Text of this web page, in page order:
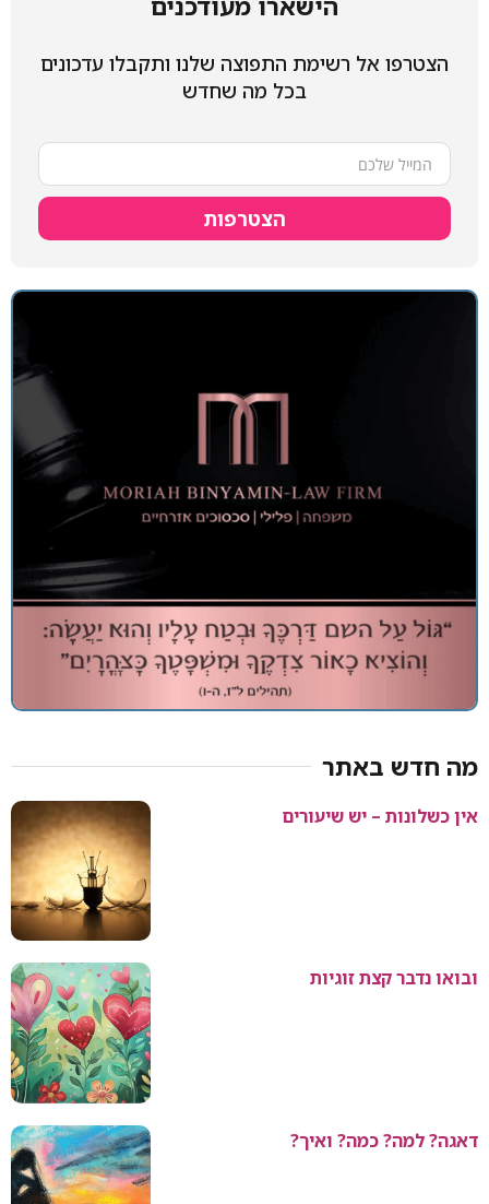
הצטרפו אל רשימת התפוצה שלנו ותקבלו עדכונים
בכל מה שחדש
הצטרפות
מה חדש באתר
אין כשלונות – יש שיעורים
ובואו נדבר קצת זוגיות
דאגה? למה? כמה? ואיך?